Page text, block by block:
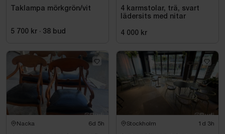
Taklampa mörkgrön/vit
5 700 kr · 38 bud
4 karmstolar, trä, svart
lädersits med nitar
4 000 kr
Nacka 6d 5h Stockholm 1d 3h